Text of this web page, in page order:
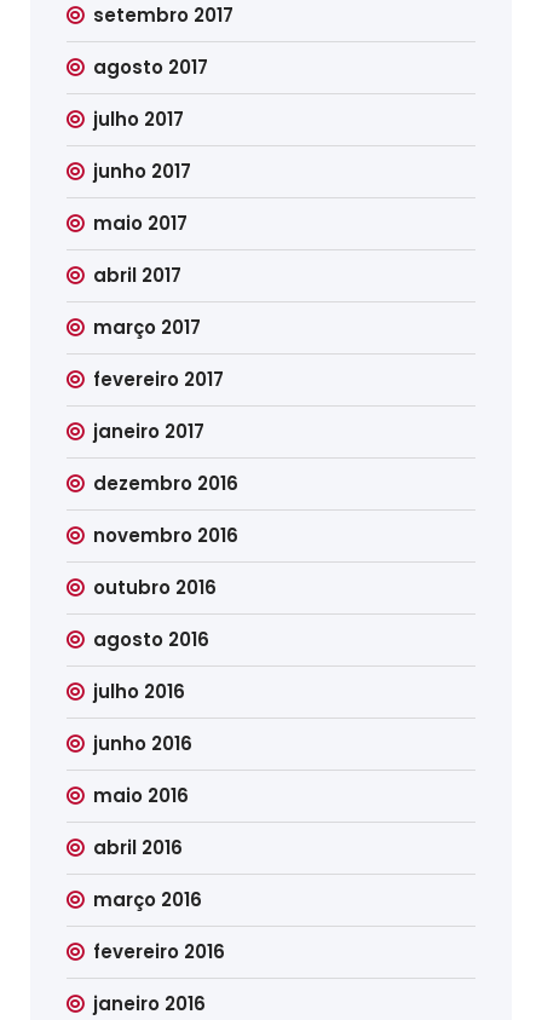
setembro 2017
agosto 2017
julho 2017
junho 2017
maio 2017
abril 2017
março 2017
fevereiro 2017
janeiro 2017
dezembro 2016
novembro 2016
outubro 2016
agosto 2016
julho 2016
junho 2016
maio 2016
abril 2016
março 2016
fevereiro 2016
janeiro 2016